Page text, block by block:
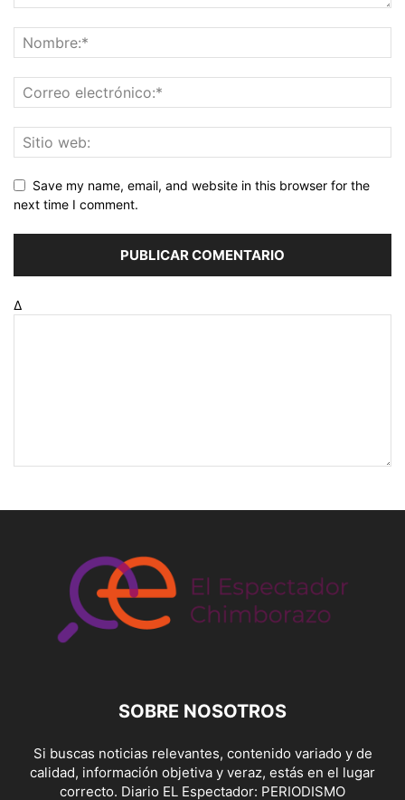
Save my name, email, and website in this browser for the
next time I comment.
Δ
SOBRE NOSOTROS
Si buscas noticias relevantes, contenido variado y de
calidad, información objetiva y veraz, estás en el lugar
correcto. Diario EL Espectador: PERIODISMO